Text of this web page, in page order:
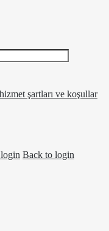
hizmet şartları ve koşullar
Back to login